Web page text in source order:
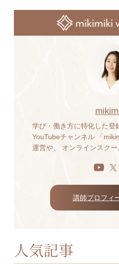
学び・働き方に特化した登
YouTubeチャンネル 「
運営や、 オンラインスクー
講師プロフィ
人気記事